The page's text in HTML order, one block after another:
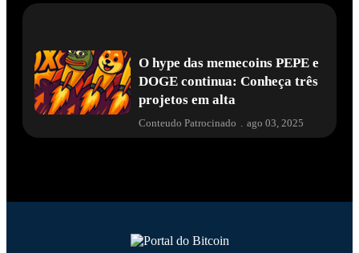
O hype das memecoins PEPE e
DOGE continua: Conheça três
projetos em alta
Conteudo Patrocinado ago 03, 2025